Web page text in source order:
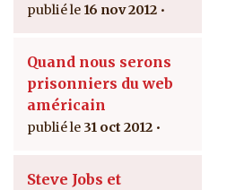
16 nov 2012
Quand nous serons
prisonniers du web
américain
31 oct 2012
Steve Jobs et